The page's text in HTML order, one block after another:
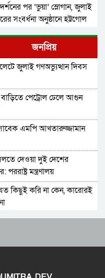
পর ‘ভুয়া’ স্লোগান, জুলাই
সংবর্ধনা অনুষ্ঠানে হট্টগোল
হাসিনাকে সেদিন ভারতে পৌঁছে
নতুন তথ্য
পারেন অনেকেই, নতুন করে
হতে পারে শেখ মুজিবুর
স্বীকৃতি
না হলে হাসিনার বক্তব্য
পররাষ্ট্রমন্ত্রী আব্বাস
সঙ্গে ভারত সরকারের
জয়সোয়াল
জনপ্রিয়
জুলাই গণঅভ্যুত্থান দিবস
পেট্রোল ঢেলে আগুন
এমপি আখতারুজ্জামান
দেওয়া দুই দেশের
মন্ত্রণালয়
কিছুই করি না কেন, কারোরই
July Mass Uprising